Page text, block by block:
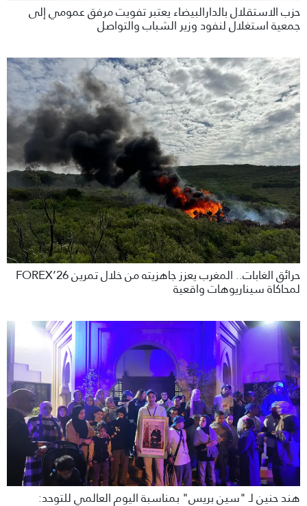
حزب الاستقلال بالدارالبيضاء يعتبر تفويت مرفق عمومي إلى
جمعية استغلال لنفود وزير الشباب والتواصل
حرائق الغابات.. المغرب يعزز جاهزيته من خلال تمرين FOREX’26
لمحاكاة سيناريوهات واقعية
هند حنين لـ "سين بريس" بمناسبة اليوم العالمي للتوحد: